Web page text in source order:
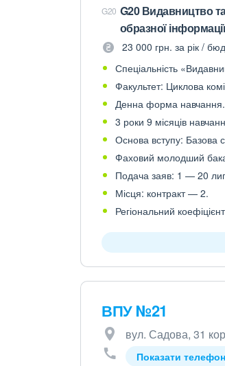
G20 G20 Видавництво
образної
23 000 грн. за рік /
Спеціальність
Факультет: Циклова
Денна форма навчання.
3 роки 9 місяців
Основа вступу: Базова
Фаховий молодший
Подача заяв: 1 — 20
Місця: контракт — 2.
Регіональний
ВПУ №21
вул. Садова, 31
Показати телефон